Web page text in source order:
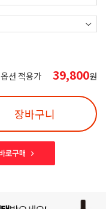
옵션 적용가 39,800원
장바구니